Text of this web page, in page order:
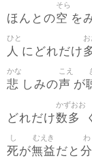
ほんとの空
そら
を
人
ひと
にどれだけ
お
悲
かな
しみの声
こえ
が
どれだけ数多
かずおお
死
し
が無益
むえき
だと 分
わ